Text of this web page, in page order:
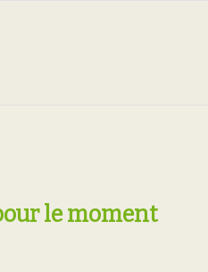
le moment